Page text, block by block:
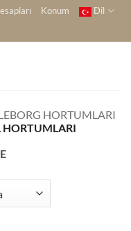
Konum
Dil
HORTUMLARI
HORTUMLARI